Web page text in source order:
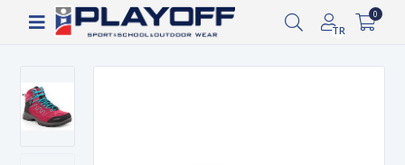
Siparişin 2-8 iş günü arasında kargoya verilecektir.
1.000 TL ve üzeri ücretsiz kargo! TR
0